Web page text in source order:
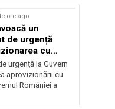
ore ago
un
de urgență
cu
urgență la Guvern
aprovizionării cu
României a